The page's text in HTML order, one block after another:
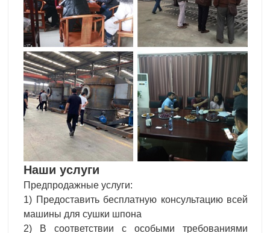
Наши услуги
Предпродажные услуги:
1) Предоставить бесплатную консультацию всей
машины для сушки шпона
2) В соответствии с особыми требованиями